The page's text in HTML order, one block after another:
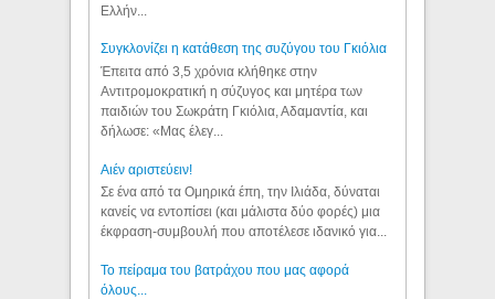
Ελλήν...
Συγκλονίζει η κατάθεση της συζύγου του Γκιόλια
Έπειτα από 3,5 χρόνια κλήθηκε στην
Αντιτρομοκρατική η σύζυγος και μητέρα των
παιδιών του Σωκράτη Γκιόλια, Αδαμαντία, και
δήλωσε: «Μας έλεγ...
Aιέν αριστεύειν!
Σε ένα από τα Ομηρικά έπη, την Ιλιάδα, δύναται
κανείς να εντοπίσει (και μάλιστα δύο φορές) μια
έκφραση-συμβουλή που αποτέλεσε ιδανικό για...
Το πείραμα του βατράχου που μας αφορά
όλους...